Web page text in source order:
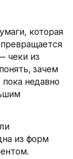
которая
чеки из
зачем
недавно
из форм